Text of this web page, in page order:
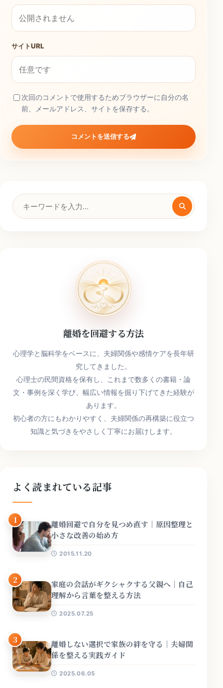
サイトURL
次回のコメントで使用するためブラウザーに自分の名
前、メールアドレス、サイトを保存する。
コメントを送信する
検
索
離婚を回避する方法
心理学と脳科学をベースに、夫婦関係や感情ケアを長年研
究してきました。
心理士の民間資格を保有し、これまで数多くの書籍・論
文・事例を深く学び、幅広い情報を掘り下げてきた経験が
あります。
初心者の方にもわかりやすく、夫婦関係の再構築に役立つ
知識と気づきをやさしく丁寧にお届けします。
よく読まれている記事
1
離婚回避で自分を見つめ直す｜原因整理と
小さな改善の始め方
2015.11.20
2
家庭の会話がギクシャクする父親へ｜自己
理解から言葉を整える方法
2025.07.25
3
離婚しない選択で家族の絆を守る｜夫婦関
係を整える実践ガイド
2025.06.05